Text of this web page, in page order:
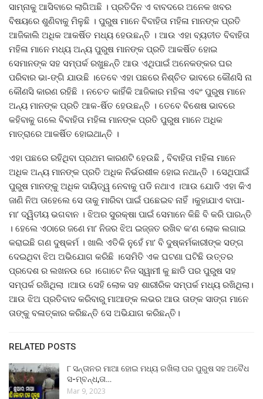
ସାମ୍ନାକୁ ଆସିବାରେ ଲାଗିଅଛି । ପ୍ରତିଦିନ ଏ ବାବଦରେ ଅନେକ ଖବର
ବିଷୟରେ ଶୁଣିବାକୁ ମିଳୁଛି । ପୁରୁଷ ମାନେ ବିବାହିତା ମହିଳା ମାନଙ୍କ ପ୍ରତି
ଆଜିକାଲି ଅଧିକ ଆକର୍ଷିତ ମଧ୍ୟ ହେଉଛନ୍ତି । ଆଉ ଏହା ବ୍ୟତୀତ ବିବାହିତା
ମହିଳା ମାନେ ମଧ୍ୟ ଅନ୍ୟ ପୁରୁଷ ମାନଙ୍କ ପ୍ରତି ଆକର୍ଷିତ ହୋଇ
ସେମାନଙ୍କ ସହ ସମ୍ପର୍କ ରଖୁଛନ୍ତି ଆଉ ଏଥିପାଇଁ ଅନେକଙ୍କର ଘର
ପରିବାର ଭା-ଙ୍ଗି ଯାଉଛି ।ତେବେ ଏହା ପଛରେ ନିଶ୍ଚିତ ଭାବରେ କୌଣସି ନା
କୌଣସି କାରଣ ରହିଛି । ନଚେତ କାହିଁକି ଆଜିକାର ମହିଳା ଏବଂ ପୁରୁଷ ମାନେ
ଅନ୍ୟ ମାନଙ୍କ ପ୍ରତି ଆକ-ର୍ଷିତ ହେଉଛନ୍ତି । ତେବେ ବିଶେଷ ଭାବରେ
କହିବାକୁ ଗଲେ ବିବାହିତା ମହିଳା ମାନଙ୍କ ପ୍ରତି ପୁରୁଷ ମାନେ ଅଧିକ
ମାତ୍ରାରେ ଆକର୍ଷିତ ହୋଇଥାନ୍ତି ।
ଏହା ପଛରେ ରହିଥିବା ପ୍ରଥମ କାରଣଟି ହେଉଛି , ବିବାହିତା ମହିଳା ମାନେ
ଅଧିକ ଅନ୍ୟ ମାନଙ୍କ ପ୍ରତି ଅଧିକ ନିର୍ଭରଶୀଳ ହୋଇ ନଥାନ୍ତି । ସେଥିପାଇଁ
ପୁରୁଷ ମାନଙ୍କୁ ଅଧିକ ଦାୟିତ୍ୱ ନେବାକୁ ପଡି ନଥାଏ ।ଆଉ ଯୋଡି ଏହା କିଏ
ଜାଣି ନିଅ ତାହେଲେ ସେ ତାକୁ ମାରିବା ପାଇଁ ପଛେଇବ ନାହିଁ ।କୁହାଯାଏ ବାପା-
ମା’ ଦ୍ୱିତୀୟ ଭଗବାନ । ଝିଅର ସୁରକ୍ଷା ପାଇଁ ସେମାନେ କିଛି ବି କରି ପାରନ୍ତି
। ହେଲେ ଏଠାରେ ଜଣେ ମା’ ନିଜର ଝିଅ ଇଜ୍ଜତ ରଖିବ କ’ଣ ଲୋକ ଲଗାଇ
କରାଇଛି ଗଣ ଦୁଷ୍କର୍ମ । ଖାଲି ଏତିକି ନୁହେଁ ମା’ ବି ଦୁଷ୍କର୍ମକାରୀଙ୍କ ସଙ୍ଗ
ଦେଇଥିବା ଝିଅ ଅଭିଯୋଗ କରିଛି ।ସେମିତି ଏକ ଘଟଣା ଘଟିଛି ଉତ୍ତର
ପ୍ରଦେଶ ର ଲଖନଉ ରେ ।ଗୋଟେ ନିଜ ସ୍ୱାମୀ କୁ ଛାଡି ପର ପୁରୁଷ ସହ
ସମ୍ପର୍କ ରଖିଥିଲା ।ଆଉ ସେହି ଲୋକ ସହ ଶାରୀରିକ ସମ୍ପର୍କ ମଧ୍ୟ ରଖିଥିଲା।
ଆଉ ଝିଅ ପ୍ରତିବାଦ କରିବାରୁ ମାଆଙ୍କ ଲଭର ଆଉ ତାଙ୍କ ସାଙ୍ଗ ମାନେ
ତାଙ୍କୁ ବଳାତ୍କାର କରିଛନ୍ତି ସେ ଅଭିଯାଗ କରିଛନ୍ତି।
RELATED POSTS
୮ ସନ୍ତାନର ମାଆ ହୋଇ ମଧ୍ୟ ରଖିଲା ପର ପୁରୁଷ ସହ ଅବୈଧ
ସ-ମ୍ବନ୍ଧ,ତା…
Mar 9, 2023